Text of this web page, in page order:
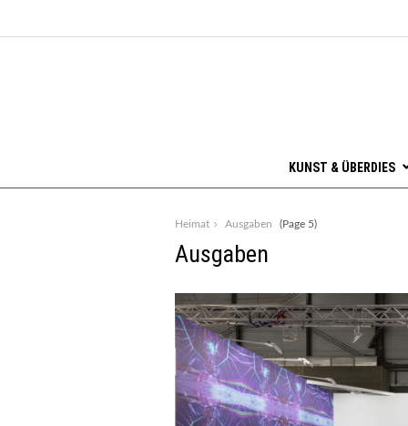
KUNST & ÜBERDIES
Heimat Ausgaben (Page 5)
Ausgaben